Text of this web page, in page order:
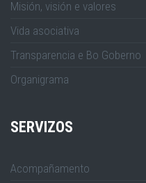
Misión, visión e valores
Vida asociativa
Transparencia e Bo Goberno
Organigrama
SERVIZOS
Acompañamento